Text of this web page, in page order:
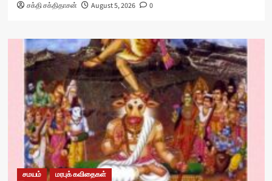
சக்தி சக்திதாசன் August 5, 2026 0
சமயம் மரபுக் கவிதைகள்